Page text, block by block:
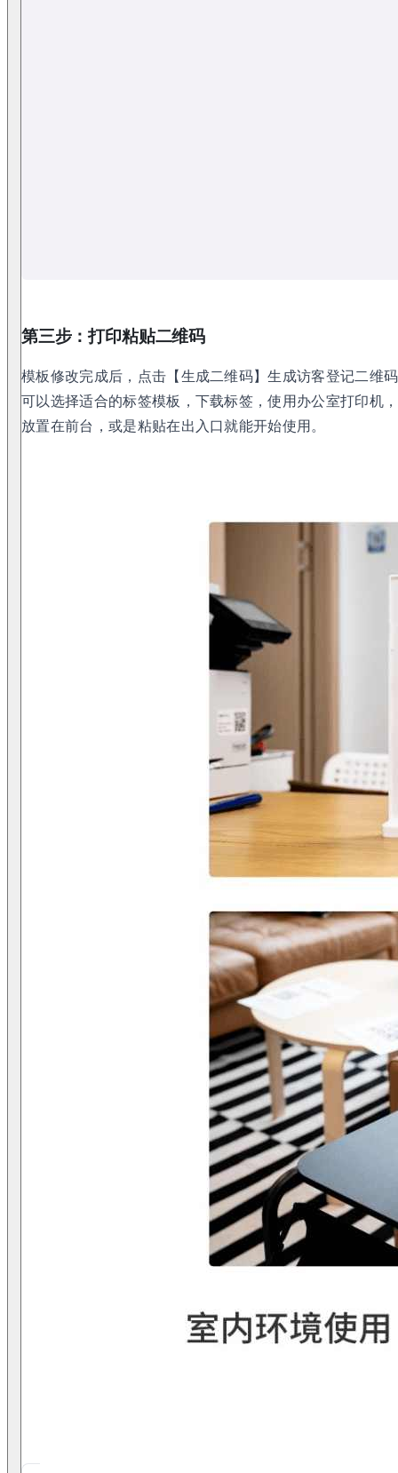
第三步：打印粘贴二维码
模板修改完成后，点击【生成二维码】生成访客登记二维
可以选择适合的标签模板，下载标签，使用办公室打印机
放置在前台，或是粘贴在出入口就能开始使用。